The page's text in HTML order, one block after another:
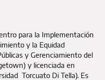
para la Implementación
y la Equidad
y Gerenciamiento del
y licenciada en
Torcuato Di Tella). Es